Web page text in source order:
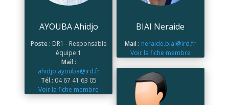
AYOUBA Ahidjo
Poste : DR1 - Responsable
équipe 1
Mail :
ahidjo.ayouba@ird.fr
Tél : 04 67 41 63 05
Voir la fiche membre
BIAI Neraide
Mail : neraide.biai@ird.fr
Voir la fiche membre